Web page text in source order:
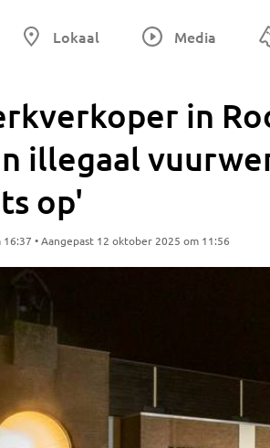
Lokaal Media
in
illegaal
op'
• Aangepast 12 oktober 2025 om 11:56